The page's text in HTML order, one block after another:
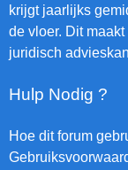
krijgt jaarlijks
de vloer. Dit
juridisch
Hulp Nodig ?
Hoe dit forum